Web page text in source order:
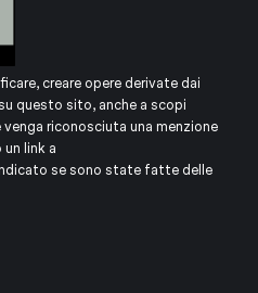
creare opere derivate dai
questo sito, anche a scopi
riconosciuta una menzione
link a
se sono state fatte delle